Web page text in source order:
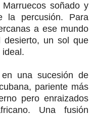
soñado y
la percusión. Para
a ese mundo
desierto, un sol que
ideal.
una sucesión de
pariente más
pero enraizados
Una fusión